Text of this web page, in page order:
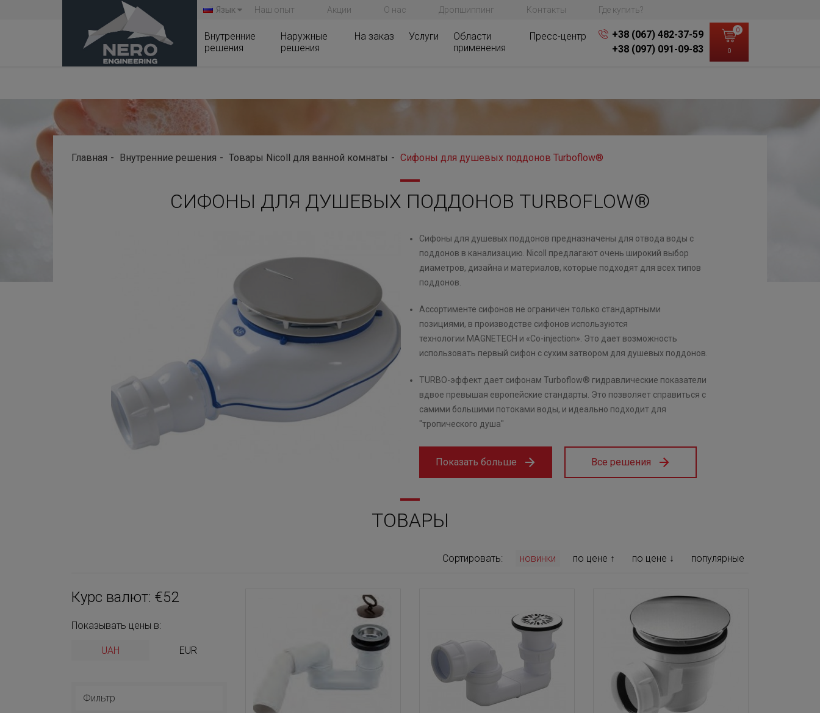
Язык Наш опыт Акции О нас Дропшиппинг Контакты Где купить?
Внутренние
решения
Наружные
решения
На заказ Услуги
Области
применения
Пресс-центр
+38 (067) 482-37-59
+38 (097) 091-09-83
0
0
Главная Внутренние решения Товары Nicoll для ванной комнаты Сифоны для душевых поддонов Turboflow®
СИФОНЫ ДЛЯ ДУШЕВЫХ ПОДДОНОВ TURBOFLOW®
Сифоны для душевых поддонов предназначены для отвода воды с
поддонов в канализацию. Nicoll предлагают очень широкий выбор
диаметров, дизайна и материалов, которые подходят для всех типов
поддонов.
Ассортименте сифонов не ограничен только стандартными
позициями, в производстве сифонов используются
технологии MAGNETECH и «Co-injection». Это дает возможность
использовать первый сифон с сухим затвором для душевых поддонов.
TURBO-эффект дает сифонам Turboflow® гидравлические показатели
вдвое превышая европейские стандарты. Это позволяет справиться с
самими большими потоками воды, и идеально подходит для
"тропического душа"
Показать больше Все решения
ТОВАРЫ
Сортировать: новинки по цене ↑ по цене ↓ популярные
Курс валют: €52
Показывать цены в:
UAH EUR
Фильтр